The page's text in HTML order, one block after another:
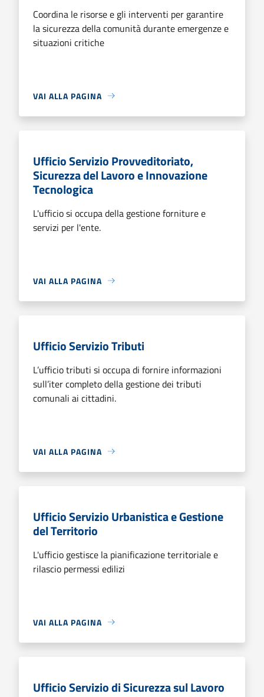
Coordina le risorse e gli interventi per garantire
la sicurezza della comunità durante emergenze e
situazioni critiche
VAI ALLA PAGINA
Ufficio Servizio Provveditoriato,
Sicurezza del Lavoro e Innovazione
Tecnologica
L'ufficio si occupa della gestione forniture e
servizi per l'ente.
VAI ALLA PAGINA
Ufficio Servizio Tributi
L’ufficio tributi si occupa di fornire informazioni
sull’iter completo della gestione dei tributi
comunali ai cittadini.
VAI ALLA PAGINA
Ufficio Servizio Urbanistica e Gestione
del Territorio
L'ufficio gestisce la pianificazione territoriale e
rilascio permessi edilizi
VAI ALLA PAGINA
Ufficio Servizio di Sicurezza sul Lavoro